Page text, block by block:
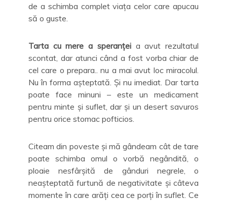
de a schimba complet viața celor care apucau
să o guste.
Tarta cu mere a speranțeia avut rezultatul
scontat, dar atunci când a fost vorba chiar de
cel care o prepara.. nu a mai avut loc miracolul.
Nu în forma așteptată. Și nu imediat. Dar tarta
poate face minuni – este un medicament
pentru minte și suflet, dar și un desert savuros
pentru orice stomac pofticios.
Citeam din poveste și mă gândeam cât de tare
poate schimba omul o vorbă negândită, o
ploaie nesfârșită de gânduri negrele, o
neașteptată furtună de negativitate și câteva
momente în care arăți cea ce porți în suflet. Ce